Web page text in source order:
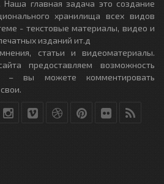
Наша главная задача это создание
хранилища всех видов
- текстовые материалы, видео и
изданий ит.д
статьи и видеоматериалы.
предоставляем возможность
– вы можете комментировать